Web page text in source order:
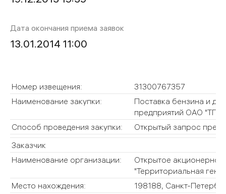
Дата окончания приема заявок
13.01.2014 11:00
Номер извещения:
31300767357
Наименование закупки:
Поставка бензина и
предприятий ОАО "ТГК-
Способ проведения закупки:
Открытый запрос
Заказчик
Наименование организации:
Открытое
"Территориальная
Место нахождения:
198188, Санкт-